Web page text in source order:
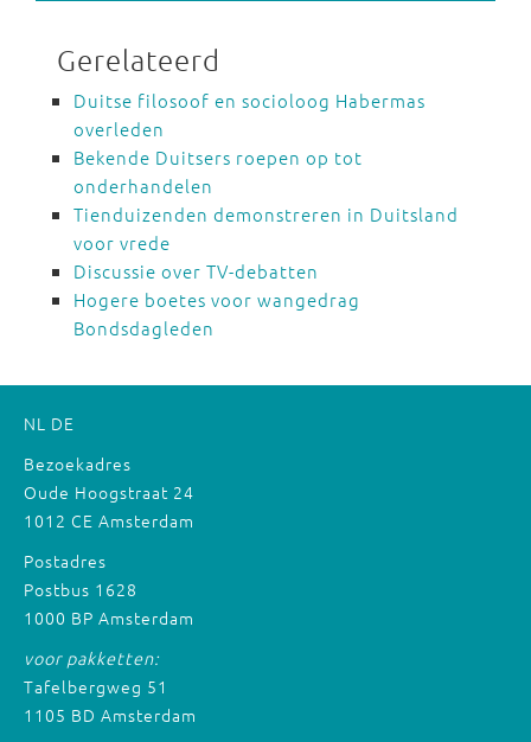
Gerelateerd
Duitse filosoof en socioloog Habermas
overleden
Bekende Duitsers roepen op tot
onderhandelen
Tienduizenden demonstreren in Duitsland
voor vrede
Discussie over TV-debatten
Hogere boetes voor wangedrag
Bondsdagleden
NL DE
Bezoekadres
Oude Hoogstraat 24
1012 CE Amsterdam
Postadres
Postbus 1628
1000 BP Amsterdam
voor pakketten:
Tafelbergweg 51
1105 BD Amsterdam